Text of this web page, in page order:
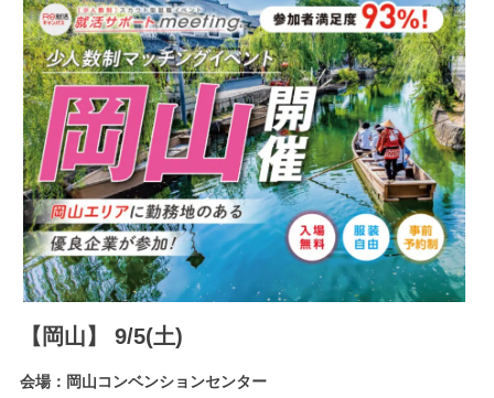
【岡山】 9/5(土)
会場：岡山コンベンションセンター